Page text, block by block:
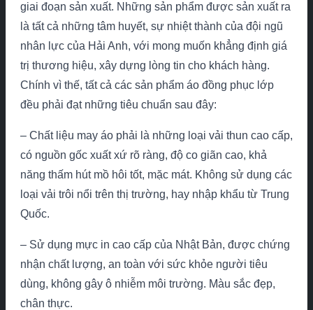
giai đoạn sản xuất. Những sản phẩm được sản xuất ra
là tất cả những tâm huyết, sự nhiệt thành của đội ngũ
nhân lực của Hải Anh, với mong muốn khẳng định giá
trị thương hiệu, xây dựng lòng tin cho khách hàng.
Chính vì thế, tất cả các sản phẩm áo đồng phục lớp
đều phải đạt những tiêu chuẩn sau đây:
– Chất liệu may áo phải là những loại vải thun cao cấp,
có nguồn gốc xuất xứ rõ ràng, độ co giãn cao, khả
năng thấm hút mồ hôi tốt, mặc mát. Không sử dụng các
loại vải trôi nổi trên thị trường, hay nhập khẩu từ Trung
Quốc.
– Sử dụng mực in cao cấp của Nhật Bản, được chứng
nhận chất lượng, an toàn với sức khỏe người tiêu
dùng, không gây ô nhiễm môi trường. Màu sắc đẹp,
chân thực.